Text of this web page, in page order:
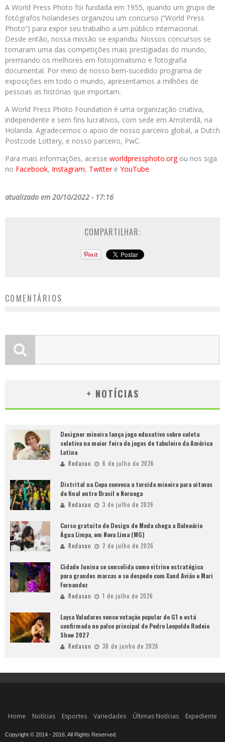
A World Press Photo foi fundada em 1955, quando um grupo de
fotógrafos holandeses organizou um concurso (“World Press
Photo”) para expor seu trabalho a um público internacional.
Desde então, nossa missão se expandiu. Nossos concursos se
tornaram uma das competições mais prestigiadas do mundo,
premiando os melhores em fotojornalismo e fotografia
documental. Por meio de nosso bem-sucedido programa de
exposições em todo o mundo, apresentamos a milhões de
pessoas as histórias que importam.
A World Press Photo Foundation é uma organização criativa,
independente e sem fins lucrativos, com sede em Amsterdã, na
Holanda. Agradecemos o apoio de nosso parceiro global, a Dutch
Postcode Lottery, e nosso parceiro, PwC.
Para mais informações, acesse worldpressphoto.orgou nos siga
no Facebook, Instagram, Twittere YouTube.
atualizado em 20/10/2022 - 17:16
COMPARTILHAR:
COMENTÁRIOS
+ NOTÍCIAS
Designer mineira lança jogo educativo sobre coleta
seletiva na maior feira de jogos de tabuleiro da América
Latina
Redacao 6 de julho de 2026
Distrital na Copa convoca a torcida mineira para oitavas
de final entre Brasil e Noruega
Redacao 3 de julho de 2026
Curso gratuito de Design de Moda chega a Balneário
Água Limpa, em Nova Lima (MG)
Redacao 2 de julho de 2026
Cidade Junina se consolida como vitrine estratégica
para grandes marcas e se despede com Xand Avião e Mari
Fernandez
Redacao 1 de julho de 2026
Laysa Valadares vence votação popular do G1 e está
confirmada no palco principal do Pedro Leopoldo Rodeio
Show 2027
Redacao 30 de junho de 2026
Home Notícias Esportes Variedades Últimas Notícias Expediente
Copyright © 2014 - 2016. All Rights Reserved.